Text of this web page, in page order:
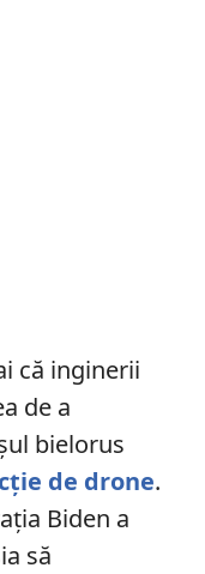
că inginerii
de a
bielorus
de drone.
Biden a
să